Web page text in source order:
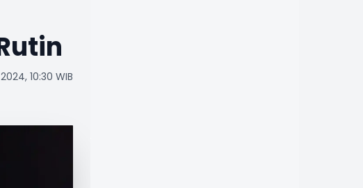
10:30 WIB